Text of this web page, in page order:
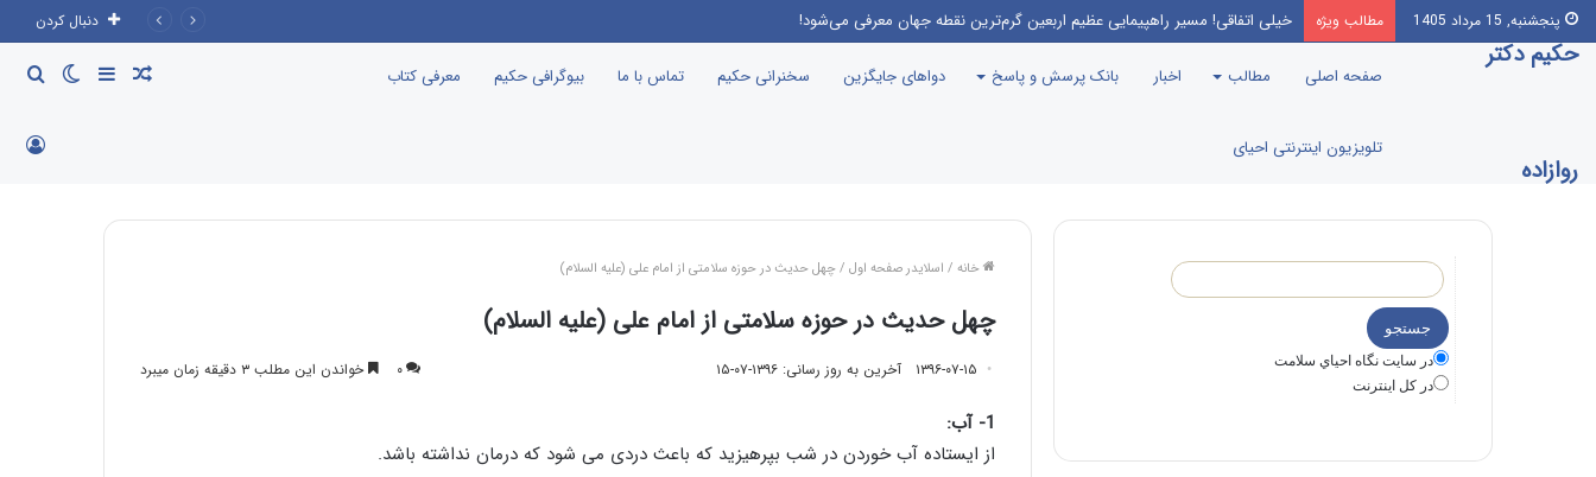
پنجشنبه, 15 مرداد 1405 مطالب ویژه این‌که مرندی رو بیارن صدا‌ و سیما، برنامه جوانی جمعیت، درست مثل این می‌مونه که صدام رو دعوت کنن راهیان نور! دنبال کردن
حکیم دکتر
روازاده
صفحه اصلی مطالب اخبار بانک پرسش و پاسخ دواهای جایگزین سخنرانی حکیم تماس با ما بیوگرافی حکیم معرفی کتاب
تلویزیون اینترنتی احیای
تغییر
پوسته
سایدبار نوشته
خانه / اسلایدر صفحه اول /چهل حدیث در حوزه سلامتی از امام علی (علیه السلام)
چهل حدیث در حوزه سلامتی از امام علی (علیه السلام)
۱۳۹۶-۰۷-۱۵ آخرین به روز رسانی: ۱۳۹۶-۰۷-۱۵ ۰ خواندن این مطلب ۳ دقیقه زمان میبرد
1- آب:
از ایستاده آب خوردن در شب بپرهیزید که باعث دردی می شود که درمان نداشته باشد.
در سايت نگاه احياي سلامت
در كل اينترنت